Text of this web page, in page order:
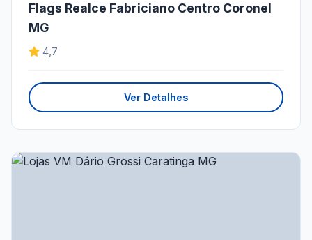
Flags Realce Fabriciano Centro Coronel
MG
4,7
Ver Detalhes